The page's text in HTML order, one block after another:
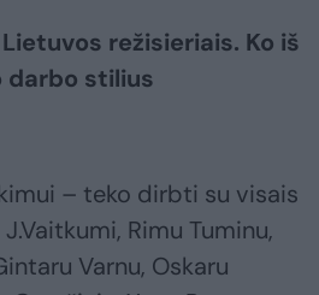
režisieriais. Ko iš
darbo stilius
– teko dirbti su visais
Rimu Tuminu,
Varnu, Oskaru